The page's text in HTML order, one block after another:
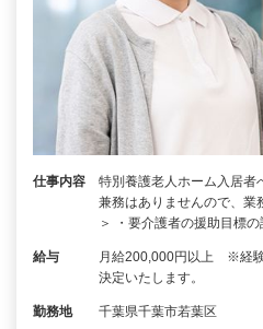
仕事内容
特別養護老人ホーム入居者
兼務はありませんので、業
＞ ・要介護者の援助目標
給与
月給200,000円以上 ※経
決定いたします。
勤務地 千葉県千葉市若葉区